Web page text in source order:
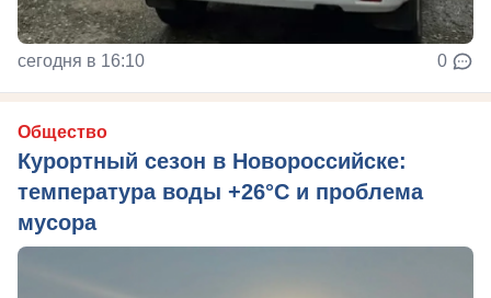
сегодня в 16:10 0
Общество
Курортный сезон в Новороссийске:
температура воды +26°C и проблема
мусора